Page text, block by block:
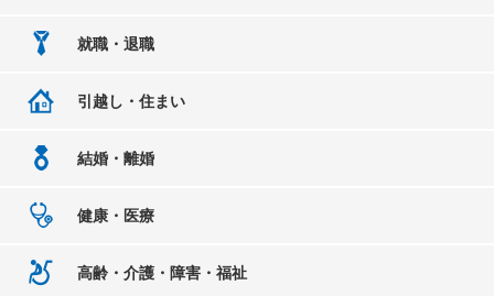
就職・退職
引越し・住まい
結婚・離婚
健康・医療
高齢・介護・障害・福祉